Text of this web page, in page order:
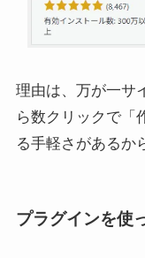
理由は、万が一サ
ら数クリックで「
る手軽さがあるか
プラグインを使